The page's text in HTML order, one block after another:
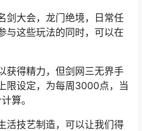
剑大会，龙门绝境，日常任
与这些玩法的同时，可以在
获得精力，但剑网三无界手
限设定，为每周3000点，当
算。
活技艺制造，可以让我们得